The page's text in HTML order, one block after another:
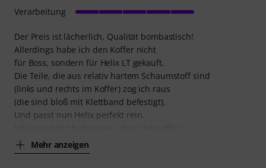
Der Preis ist lächerlich, Qualität bombastisch!
Allerdings habe ich den Koffer nicht
für Boss, sondern für Helix LT gekauft.
Die Teile, die aus relativ hartem Schaumstoff sind
(links und rechts im Koffer) zog ich raus
(die sind bloß mit Klettband befestigt).
Und passt nun Helix perfekt rein.
Mehr anzeigen
Verarbeitung